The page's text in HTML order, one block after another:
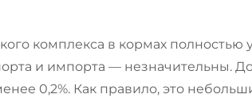
комплекса в кормах полностью
и импорта — незначительны.
0,2%. Как правило, это